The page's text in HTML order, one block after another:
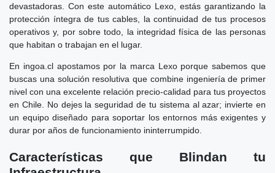
devastadoras. Con este automático Lexo, estás garantizando la
protección íntegra de tus cables, la continuidad de tus procesos
operativos y, por sobre todo, la integridad física de las personas
que habitan o trabajan en el lugar.
En ingoa.cl apostamos por la marca Lexo porque sabemos que
buscas una solución resolutiva que combine ingeniería de primer
nivel con una excelente relación precio-calidad para tus proyectos
en Chile. No dejes la seguridad de tu sistema al azar; invierte en
un equipo diseñado para soportar los entornos más exigentes y
durar por años de funcionamiento ininterrumpido.
Características que Blindan tu